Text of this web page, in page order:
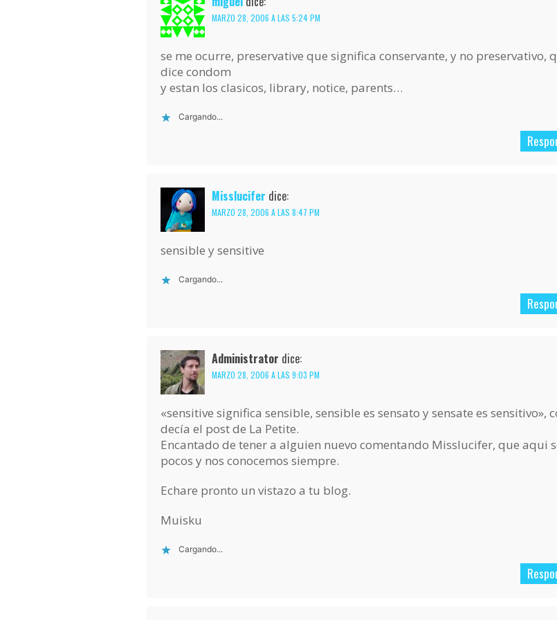
MARZO 28, 2006 A LAS 5:24 PM
se me ocurre, preservative que significa conservante, y no preservativo,
dice condom
y estan los clasicos, library, notice, parents…
Cargando...
Misslucifer dice:
MARZO 28, 2006 A LAS 8:47 PM
sensible y sensitive
Cargando...
Administrator dice:
MARZO 28, 2006 A LAS 9:03 PM
«sensitive significa sensible, sensible es sensato y sensate es sensitivo»,
decía el post de La Petite.
Encantado de tener a alguien nuevo comentando Misslucifer, que aqui
pocos y nos conocemos siempre.
Echare pronto un vistazo a tu blog.
Muisku
Cargando...